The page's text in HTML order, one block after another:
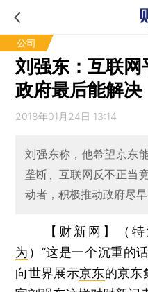
公司
刘强东：互联
政府最后能解决
2018年01月24日 13:14
刘强东称，他希望京东
垄断、互联网反不正当
动者，积极推动政府尽
【财新网】（
为 ） “这是一个沉重的
向世界展示京东的京东